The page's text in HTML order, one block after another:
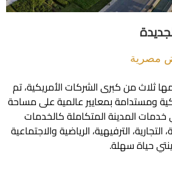
كبرى الشركات الأمريكية، تم
بمعايير عالمية على مساحة
المدينة المتكاملة كالخدمات
الترفيهية، الرياضية والاجتماعية
سهلة.